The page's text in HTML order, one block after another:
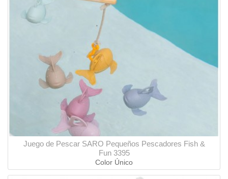
Juego de Pescar SARO Pequeños Pescadores Fish &
Fun 3395
Color Único